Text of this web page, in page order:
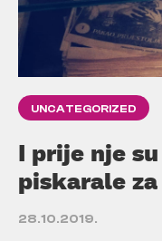
UNCATEGORIZED
I prije nje
piskarale
28.10.2019.